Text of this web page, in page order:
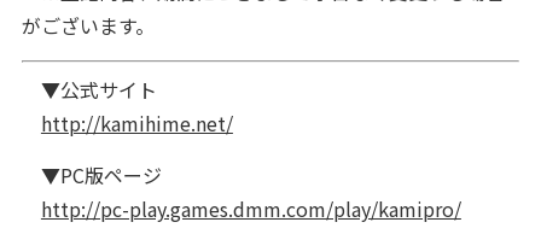
がございます。
▼公式サイト
http://kamihime.net/
▼PC版ページ
http://pc-play.games.dmm.com/play/kamipro/